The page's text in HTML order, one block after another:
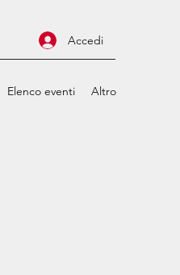
Accedi
Elenco eventi Altro